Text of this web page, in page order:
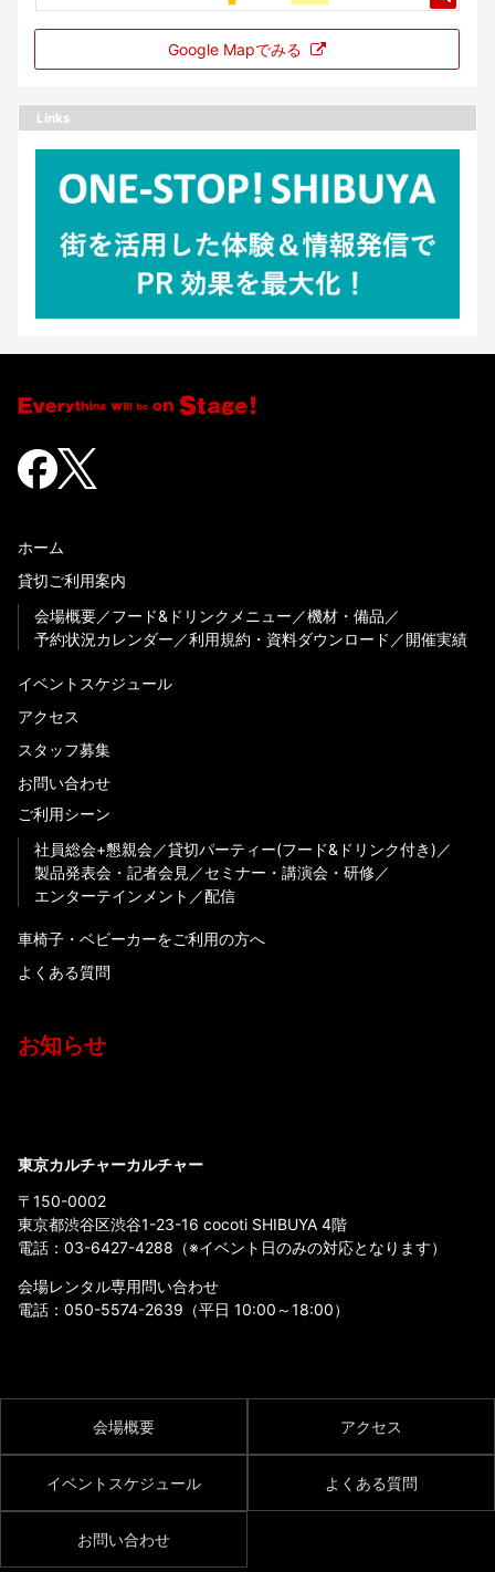
Google Mapでみる
Links
ホーム
貸切ご利用案内
会場概要
フード&ドリンクメニュー
機材・備品
予約状況カレンダー
利用規約・資料ダウンロード 開催実績
イベントスケジュール
アクセス
スタッフ募集
お問い合わせ
ご利用シーン
社員総会+懇親会
貸切パーティー(フード&ドリンク付き)
製品発表会・記者会見
セミナー・講演会・研修
エンターテインメント
配信
車椅子・ベビーカーをご利用の方へ
よくある質問
お知らせ
東京カルチャーカルチャー
〒150-0002
東京都渋谷区渋谷1-23-16 cocoti SHIBUYA 4階
電話： 03-6427-4288 （※イベント日のみの対応となります）
会場レンタル専用問い合わせ
電話： 050-5574-2639 （平日 10:00～18:00）
会場概要 アクセス
イベントスケジュール よくある質問
お問い合わせ